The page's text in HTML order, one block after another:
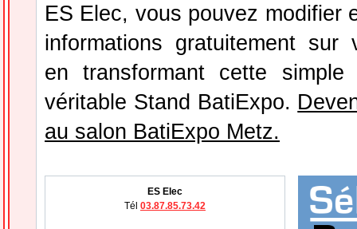
ES Elec, vous pouvez modifier
informations gratuitement sur
en transformant cette
véritable Stand BatiExpo.
au salon BatiExpo Metz.
ES Elec
Tél 03.87.85.73.42